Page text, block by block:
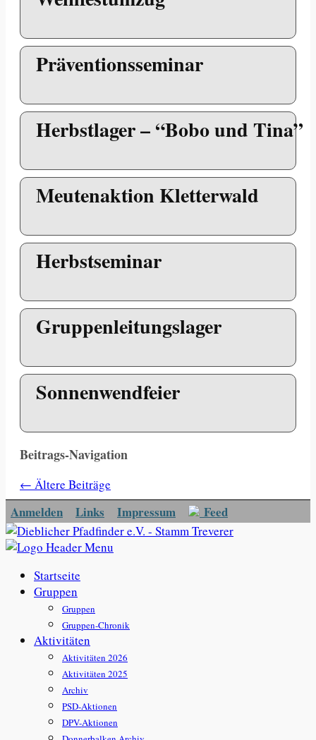
Beitrags-Navigation
← Ältere Beiträge
Anmelden Links Impressum Feed
Startseite
Gruppen
Gruppen
Gruppen-Chronik
Aktivitäten
Aktivitäten 2026
Aktivitäten 2025
Archiv
PSD-Aktionen
DPV-Aktionen